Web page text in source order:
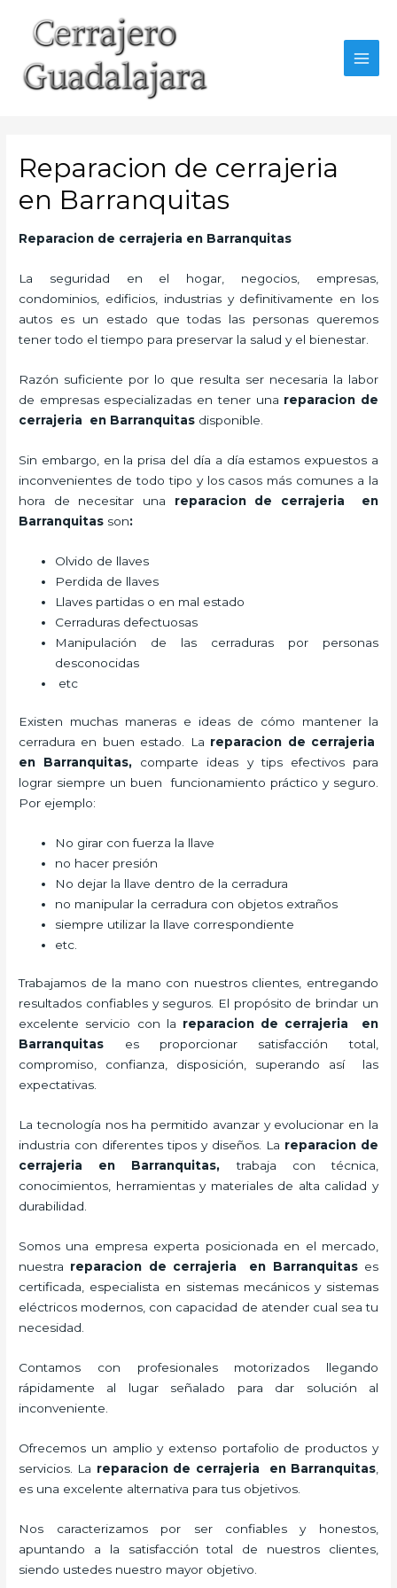
contenido
Reparacion de cerrajeria
en Barranquitas
Reparacion de cerrajeria en Barranquitas
La seguridad en el hogar, negocios, empresas,
condominios, edificios, industrias y definitivamente en los
autos es un estado que todas las personas queremos
tener todo el tiempo para preservar la salud y el bienestar.
Razón suficiente por lo que resulta ser necesaria la labor
de empresas especializadas en tener una reparacion de
cerrajeria en Barranquitas disponible.
Sin embargo, en la prisa del día a día estamos expuestos a
inconvenientes de todo tipo y los casos más comunes a la
hora de necesitar una reparacion de cerrajeria en
Barranquitas son:
Olvido de llaves
Perdida de llaves
Llaves partidas o en mal estado
Cerraduras defectuosas
Manipulación de las cerraduras por personas
desconocidas
etc
Existen muchas maneras e ideas de cómo mantener la
cerradura en buen estado. La reparacion de cerrajeria
en Barranquitas, comparte ideas y tips efectivos para
lograr siempre un buen funcionamiento práctico y seguro.
Por ejemplo:
No girar con fuerza la llave
no hacer presión
No dejar la llave dentro de la cerradura
no manipular la cerradura con objetos extraños
siempre utilizar la llave correspondiente
etc.
Trabajamos de la mano con nuestros clientes, entregando
resultados confiables y seguros. El propósito de brindar un
excelente servicio con la reparacion de cerrajeria en
Barranquitas es proporcionar satisfacción total,
compromiso, confianza, disposición, superando así las
expectativas.
La tecnología nos ha permitido avanzar y evolucionar en la
industria con diferentes tipos y diseños. La reparacion de
cerrajeria en Barranquitas,trabaja con técnica,
conocimientos, herramientas y materiales de alta calidad y
durabilidad.
Somos una empresa experta posicionada en el mercado,
nuestra reparacion de cerrajeria en Barranquitases
certificada, especialista en sistemas mecánicos y sistemas
eléctricos modernos, con capacidad de atender cual sea tu
necesidad.
Contamos con profesionales motorizados llegando
rápidamente al lugar señalado para dar solución al
inconveniente.
Ofrecemos un amplio y extenso portafolio de productos y
servicios. La reparacion de cerrajeria en Barranquitas,
es una excelente alternativa para tus objetivos.
Nos caracterizamos por ser confiables y honestos,
apuntando a la satisfacción total de nuestros clientes,
siendo ustedes nuestro mayor objetivo.